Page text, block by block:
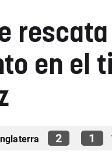
en el
2 1